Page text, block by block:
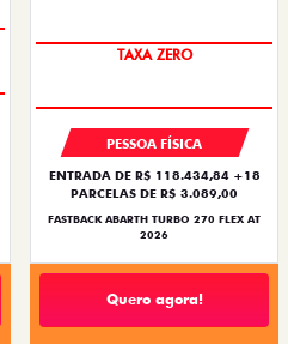
SAIA DE FIAT 0KM
PESSOA FÍSICA
ENTRADA DE R$ 118.434,84 +18
PARCELAS DE R$ 3.089,00
FASTBACK ABARTH TURBO 270 FLEX AT
2026
Quero agora!